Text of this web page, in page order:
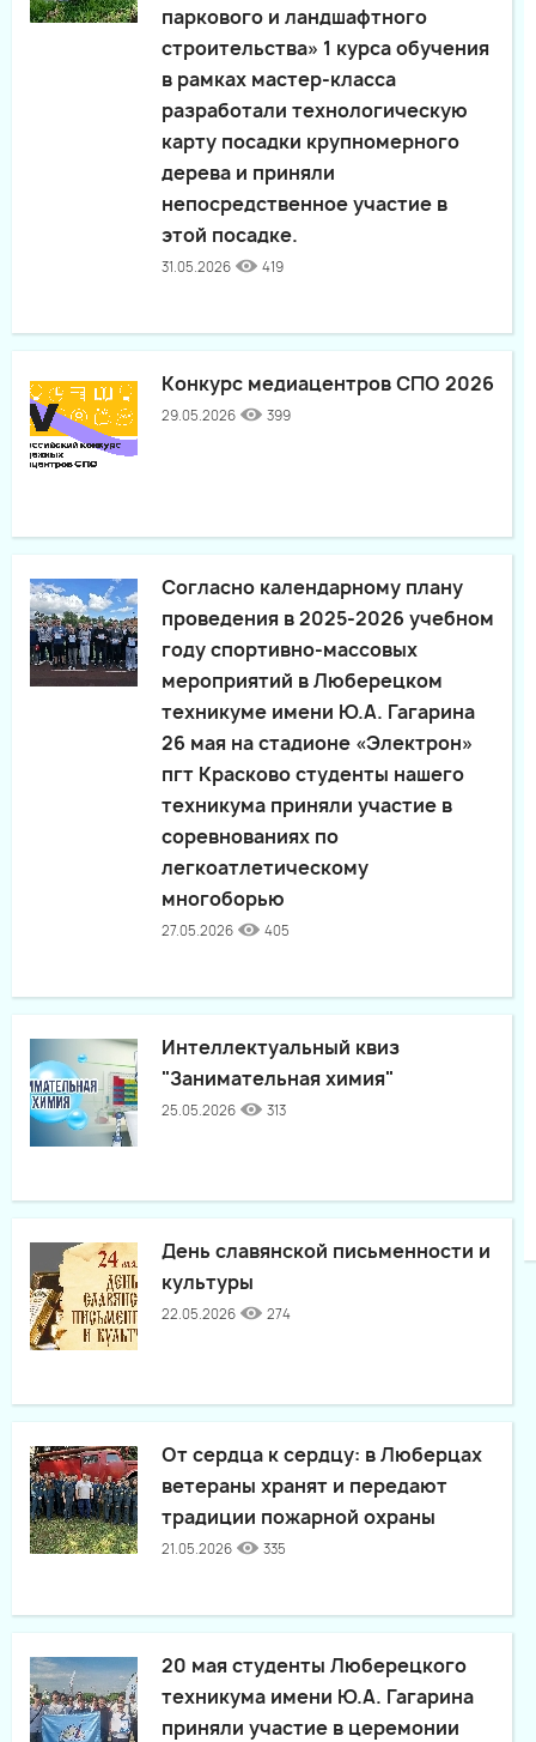
паркового и ландшафтного
строительства» 1 курса обучения
в рамках мастер-класса
разработали технологическую
карту посадки крупномерного
дерева и приняли
непосредственное участие в
этой посадке.
31.05.2026 419
Конкурс медиацентров СПО 2026
29.05.2026 399
Согласно календарному плану
проведения в 2025-2026 учебном
году спортивно-массовых
мероприятий в Люберецком
техникуме имени Ю.А. Гагарина
26 мая на стадионе «Электрон»
пгт Красково студенты нашего
техникума приняли участие в
соревнованиях по
легкоатлетическому
многоборью
27.05.2026 405
Интеллектуальный квиз
"Занимательная химия"
25.05.2026 313
День славянской письменности и
культуры
22.05.2026 274
От сердца к сердцу: в Люберцах
ветераны хранят и передают
традиции пожарной охраны
21.05.2026 335
20 мая студенты Люберецкого
техникума имени Ю.А. Гагарина
приняли участие в церемонии